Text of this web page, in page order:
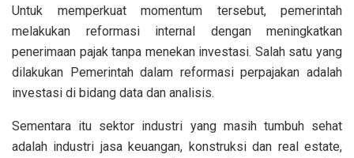
Untuk memperkuat momentum tersebut, pemerintah
melakukan reformasi internal dengan meningkatkan
penerimaan pajak tanpa menekan investasi. Salah satu yang
dilakukan Pemerintah dalam reformasi perpajakan adalah
investasi di bidang data dan analisis.
Sementara itu sektor industri yang masih tumbuh sehat
adalah industri jasa keuangan, konstruksi dan real estate,